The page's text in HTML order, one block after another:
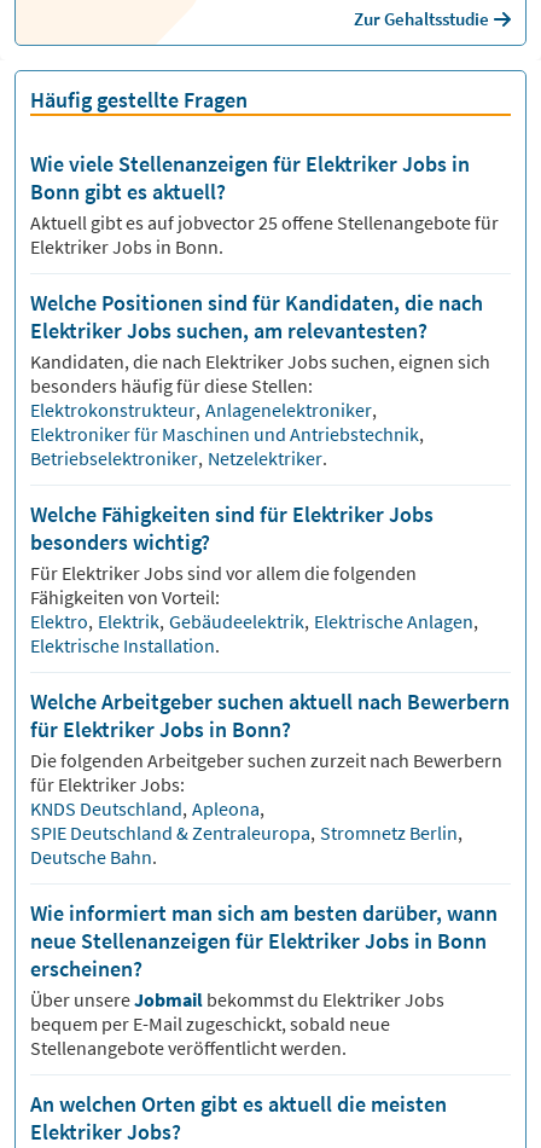
Zur Gehaltsstudie
Häufig gestellte Fragen
Wie viele Stellenanzeigen für Elektriker Jobs in
Bonn gibt es aktuell?
Aktuell gibt es auf jobvector25 offene Stellenangebote für
Elektriker Jobs in Bonn.
Welche Positionen sind für Kandidaten, die nach
Elektriker Jobs suchen, am relevantesten?
Kandidaten, die nach ElektrikerJobs suchen, eignen sich
besonders häufig für diese Stellen:
Elektrokonstrukteur, Anlagenelektroniker,
Elektroniker für Maschinen und Antriebstechnik,
Betriebselektroniker, Netzelektriker.
Welche Fähigkeiten sind für Elektriker Jobs
besonders wichtig?
Für ElektrikerJobs sind vor allem die folgenden
Fähigkeiten von Vorteil:
Elektro, Elektrik, Gebäudeelektrik, Elektrische Anlagen,
Elektrische Installation.
Welche Arbeitgeber suchen aktuell nach Bewerbern
für Elektriker Jobs in Bonn?
Die folgenden Arbeitgeber suchen zurzeit nach Bewerbern
für ElektrikerJobs:
KNDS Deutschland, Apleona,
SPIE Deutschland & Zentraleuropa, Stromnetz Berlin,
Deutsche Bahn.
Wie informiert man sich am besten darüber, wann
neue Stellenanzeigen für Elektriker Jobs in Bonn
erscheinen?
Über unsereJobmail bekommst du ElektrikerJobs
bequem per E-Mail zugeschickt, sobald neue
Stellenangebote veröffentlicht werden.
An welchen Orten gibt es aktuell die meisten
Elektriker Jobs?